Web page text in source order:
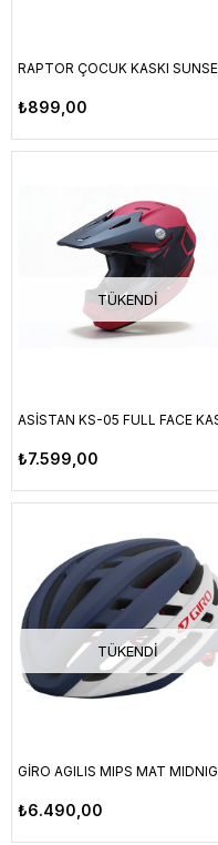
₺899,00
TÜKENDI
₺7.599,00
TÜKENDI
₺6.490,00